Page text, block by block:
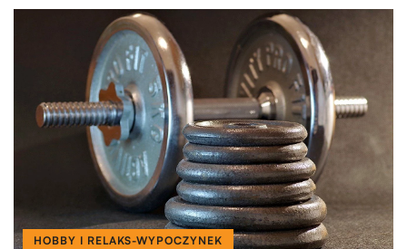
HOBBY I RELAKS-WYPOCZYNEK